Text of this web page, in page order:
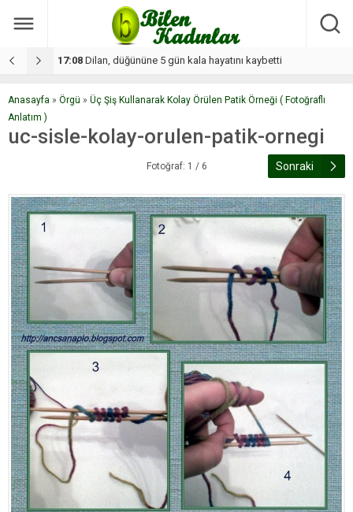
17:08 Dilan, düğününe 5 gün kala hayatını kaybetti
Anasayfa » Örgü » Üç Şiş Kullanarak Kolay Örülen Patik Örneği ( Fotoğraflı
Anlatım )
uc-sisle-kolay-orulen-patik-ornegi
Fotoğraf: 1 / 6 Sonraki